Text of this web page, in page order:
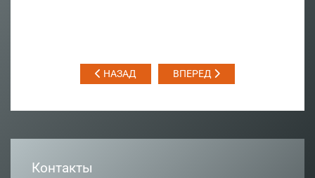
НАЗАД ВПЕРЕД
Контакты